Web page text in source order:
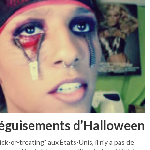
d’Halloween
or-treating" aux États-Unis, il n'y a pas de